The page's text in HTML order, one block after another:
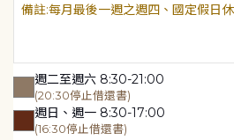
每月最後一週之週四、國定假日
週二至週六 8:30-21:00
(20:30停止借還書)
週日、週一 8:30-17:00
(16:30停止借還書)